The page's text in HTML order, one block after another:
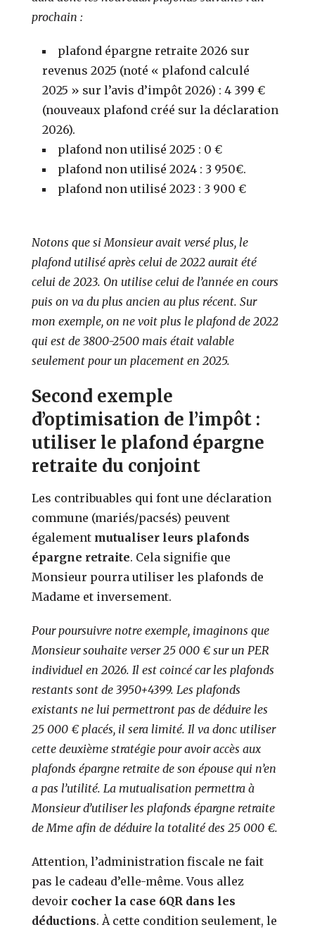
prochain :
plafond épargne retraite 2026 sur
revenus 2025 (noté « plafond calculé
2025 » sur l’avis d’impôt 2026) : 4 399 €
(nouveaux plafond créé sur la déclaration
2026).
plafond non utilisé 2025 : 0 €
plafond non utilisé 2024 : 3 950€.
plafond non utilisé 2023 : 3 900 €
Notons que si Monsieur avait versé plus, le
plafond utilisé après celui de 2022 aurait été
celui de 2023. On utilise celui de l’année en cours
puis on va du plus ancien au plus récent. Sur
mon exemple, on ne voit plus le plafond de 2022
qui est de 3800-2500 mais était valable
seulement pour un placement en 2025.
Second exemple
d’optimisation de l’impôt :
utiliser le plafond épargne
retraite du conjoint
Les contribuables qui font une déclaration
commune (mariés/pacsés) peuvent
également mutualiser leurs plafonds
épargne retraite. Cela signifie que
Monsieur pourra utiliser les plafonds de
Madame et inversement.
Pour poursuivre notre exemple, imaginons que
Monsieur souhaite verser 25 000 € sur un PER
individuel en 2026. Il est coincé car les plafonds
restants sont de 3950+4399. Les plafonds
existants ne lui permettront pas de déduire les
25 000 € placés, il sera limité. Il va donc utiliser
cette deuxième stratégie pour avoir accès aux
plafonds épargne retraite de son épouse qui n’en
a pas l’utilité. La mutualisation permettra à
Monsieur d’utiliser les plafonds épargne retraite
de Mme afin de déduire la totalité des 25 000 €.
Attention, l’administration fiscale ne fait
pas le cadeau d’elle-même. Vous allez
devoir cocher la case 6QR dans les
déductions. À cette condition seulement, le